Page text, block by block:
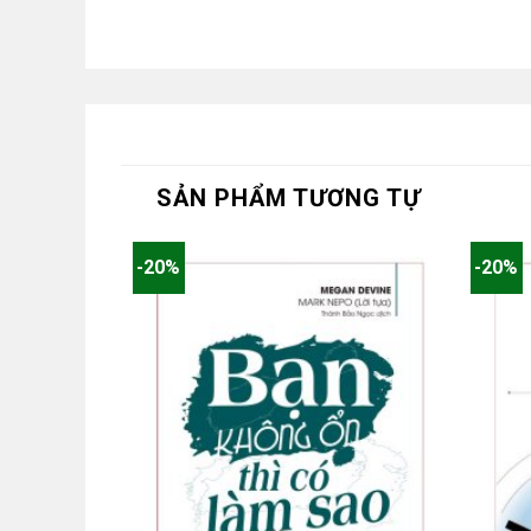
SẢN PHẨM TƯƠNG TỰ
-20% -20%